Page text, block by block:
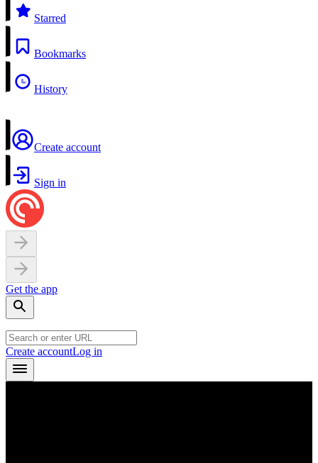
Starred
Bookmarks
History
Create account
Sign in
Get the app
Create accountLog in